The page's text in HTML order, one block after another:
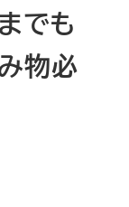
でも
物必